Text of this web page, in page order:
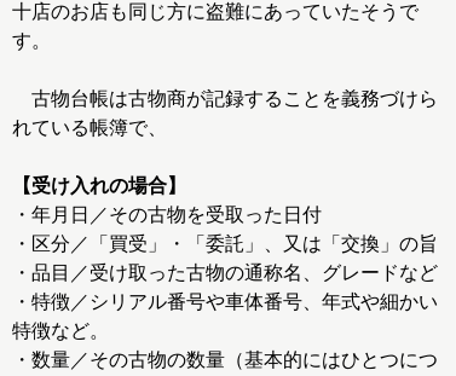
十店のお店も同じ方に盗難にあっていたそうで
す。
古物台帳は古物商が記録することを義務づけら
れている帳簿で、
【受け入れの場合】
・年月日／その古物を受取った日付
・区分／「買受」・「委託」、又は「交換」の旨
・品目／受け取った古物の通称名、グレードなど
・特徴／シリアル番号や車体番号、年式や細かい
特徴など。
・数量／その古物の数量（基本的にはひとつにつ